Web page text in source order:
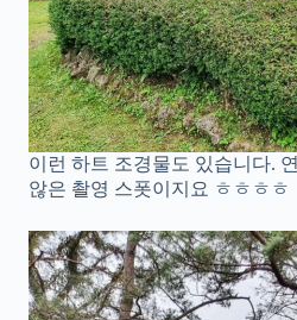
이런 하트 조경물도 있습니다.
않은 촬영 스폿이지요 ㅎㅎㅎㅎ